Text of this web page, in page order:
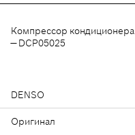
Компрессор кондиционера
— DCP05025
DENSO
Оригинал